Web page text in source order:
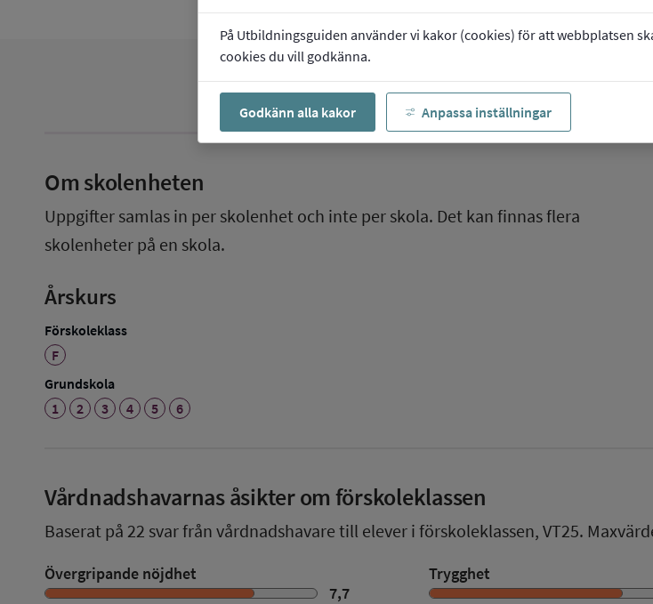
På Utbildningsguiden använder vi kakor (cookies) för att webbplatsen
cookies du vill godkänna.
Godkänn alla kakor Anpassa inställningar
Om skolenheten
Uppgifter samlas in per skolenhet och inte per skola. Det kan finnas flera
skolenheter på en skola.
Årskurs
Förskoleklass
F
Grundskola
1
2 3 4 5 6
Vårdnadshavarnas åsikter om förskoleklassen
Baserat på 22 svar från vårdnadshavare till elever i förskoleklassen, VT25.
Övergripande nöjdhet
7,7
Trygghet